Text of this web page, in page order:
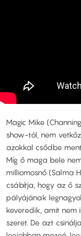
Magic Mike
show-tól, nem
azokkal csődbe
Míg ő maga bele
milliomosnő (Salma
csábítja, hogy az ő
pályájának
keveredik, amit nem
szeret. De azt